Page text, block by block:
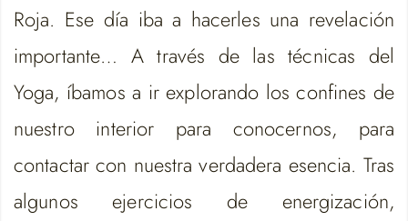
Roja. Ese día iba a hacerles una revelación
importante… A través de las técnicas del
Yoga, íbamos a ir explorando los confines de
nuestro interior para conocernos, para
contactar con nuestra verdadera esencia. Tras
algunos ejercicios de energización,